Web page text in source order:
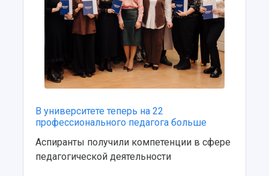
В университете теперь на 22
профессионального педагога больше
Аспиранты получили компетенции в сфере
педагогической деятельности